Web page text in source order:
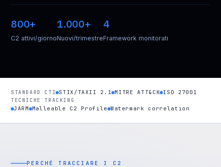
800+
C2 attivi/giorno
1.000+
Nuovi/trimestre
4
Framework monitorati
STANDARD CTI STIX/TAXII 2.1 MITRE ATT&CK ISO 27001
TECNICHE TRACKING
JARM Malleable C2 Profile Watermark correlation
PERCHÉ TRACCIARE I C2